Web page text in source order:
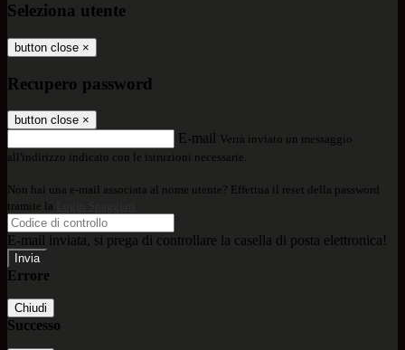
Seleziona utente
button close ×
Recupero password
button close ×
E-mail Verrà inviato un messaggio
all'indirizzo indicato con le istruzioni necessarie.
Non hai una e-mail associata al nome utente? Effettua il reset della password
tramite la
E-mail inviata, si prega di controllare la casella di posta elettronica!
Errore
Chiudi
Successo